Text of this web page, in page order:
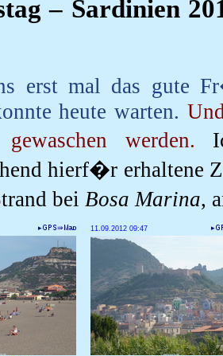
– Sardinien
erst mal das gute
heute warten.
gewaschen werden.
hierf�r erhaltene
bei Bosa Marina,
11.09.2012 09:47